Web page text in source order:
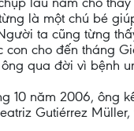
là một chú bé
ta cũng từng
con cho đến tháng
qua đời vì bệnh
10 năm 2006, ông
Gutiérrez